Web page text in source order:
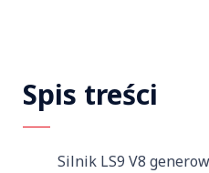
Spis treści
Silnik LS9 V8